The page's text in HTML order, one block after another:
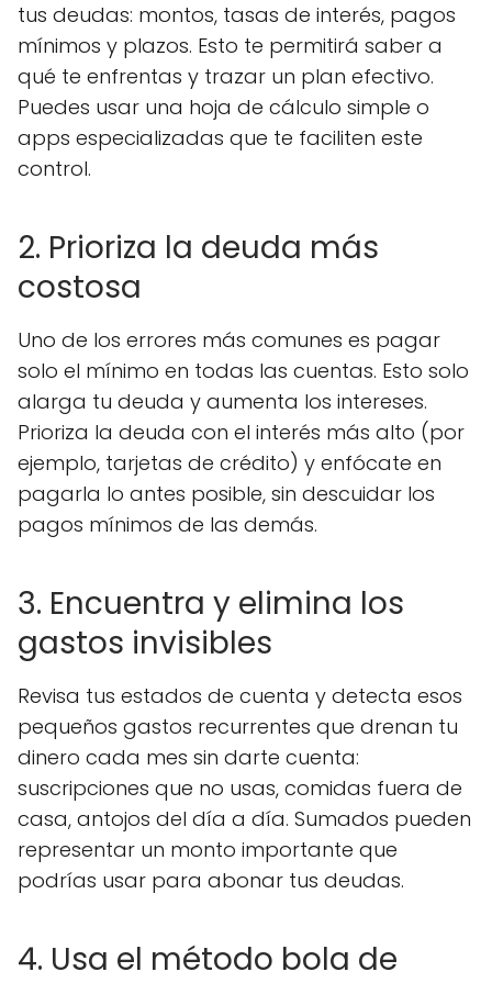
tus deudas: montos, tasas de interés, pagos
mínimos y plazos. Esto te permitirá saber a
qué te enfrentas y trazar un plan efectivo.
Puedes usar una hoja de cálculo simple o
apps especializadas que te faciliten este
control.
2. Prioriza la deuda más
costosa
Uno de los errores más comunes es pagar
solo el mínimo en todas las cuentas. Esto solo
alarga tu deuda y aumenta los intereses.
Prioriza la deuda con el interés más alto (por
ejemplo, tarjetas de crédito) y enfócate en
pagarla lo antes posible, sin descuidar los
pagos mínimos de las demás.
3. Encuentra y elimina los
gastos invisibles
Revisa tus estados de cuenta y detecta esos
pequeños gastos recurrentes que drenan tu
dinero cada mes sin darte cuenta:
suscripciones que no usas, comidas fuera de
casa, antojos del día a día. Sumados pueden
representar un monto importante que
podrías usar para abonar tus deudas.
4. Usa el método bola de